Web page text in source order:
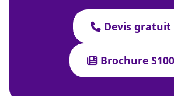
Devis gratuit
Brochure S100